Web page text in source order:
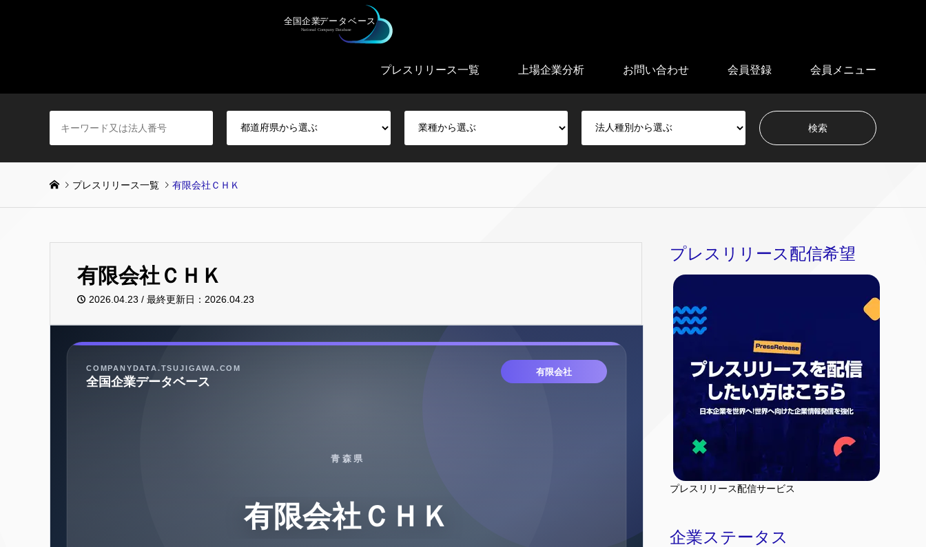
プレスリリース一覧 上場企業分析 お問い合わせ 会員登録 会員メニュー
プレスリリース一覧 有限会社ＣＨＫ
有限会社ＣＨＫ
2026.04.23 / 最終更新日：2026.04.23
プレスリリース配信希望
プレスリリース配信サービス
企業ステータス